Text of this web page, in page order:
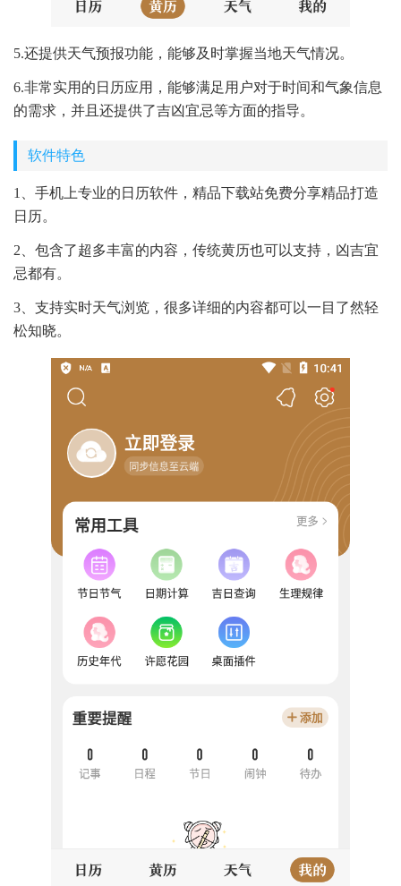
5.还提供天气预报功能，能够及时掌握当地天气情况。
6.非常实用的日历应用，能够满足用户对于时间和气象信息
的需求，并且还提供了吉凶宜忌等方面的指导。
软件特色
1、手机上专业的日历软件，精品下载站免费分享精品打造
日历。
2、包含了超多丰富的内容，传统黄历也可以支持，凶吉宜
忌都有。
3、支持实时天气浏览，很多详细的内容都可以一目了然轻
松知晓。